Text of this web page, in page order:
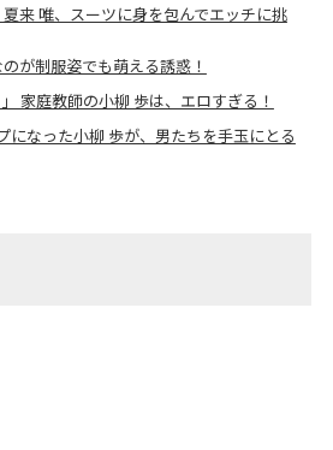
来 唯、スーツに身を包んでエッチに挑
が制服姿でも萌える誘惑！
家庭教師の小柳 歩は、エロすぎる！
になった小柳 歩が、男たちを手玉にとる